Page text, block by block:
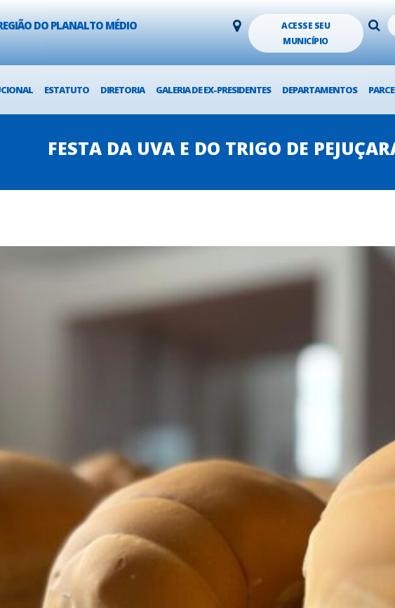
DO PLANALTO MÉDIO
ACESSE SEU
MUNICÍPIO
ESTATUTO DIRETORIA GALERIA DE EX-PRESIDENTES DEPARTAMENTOS
FESTA DA UVA E DO TRIGO DE